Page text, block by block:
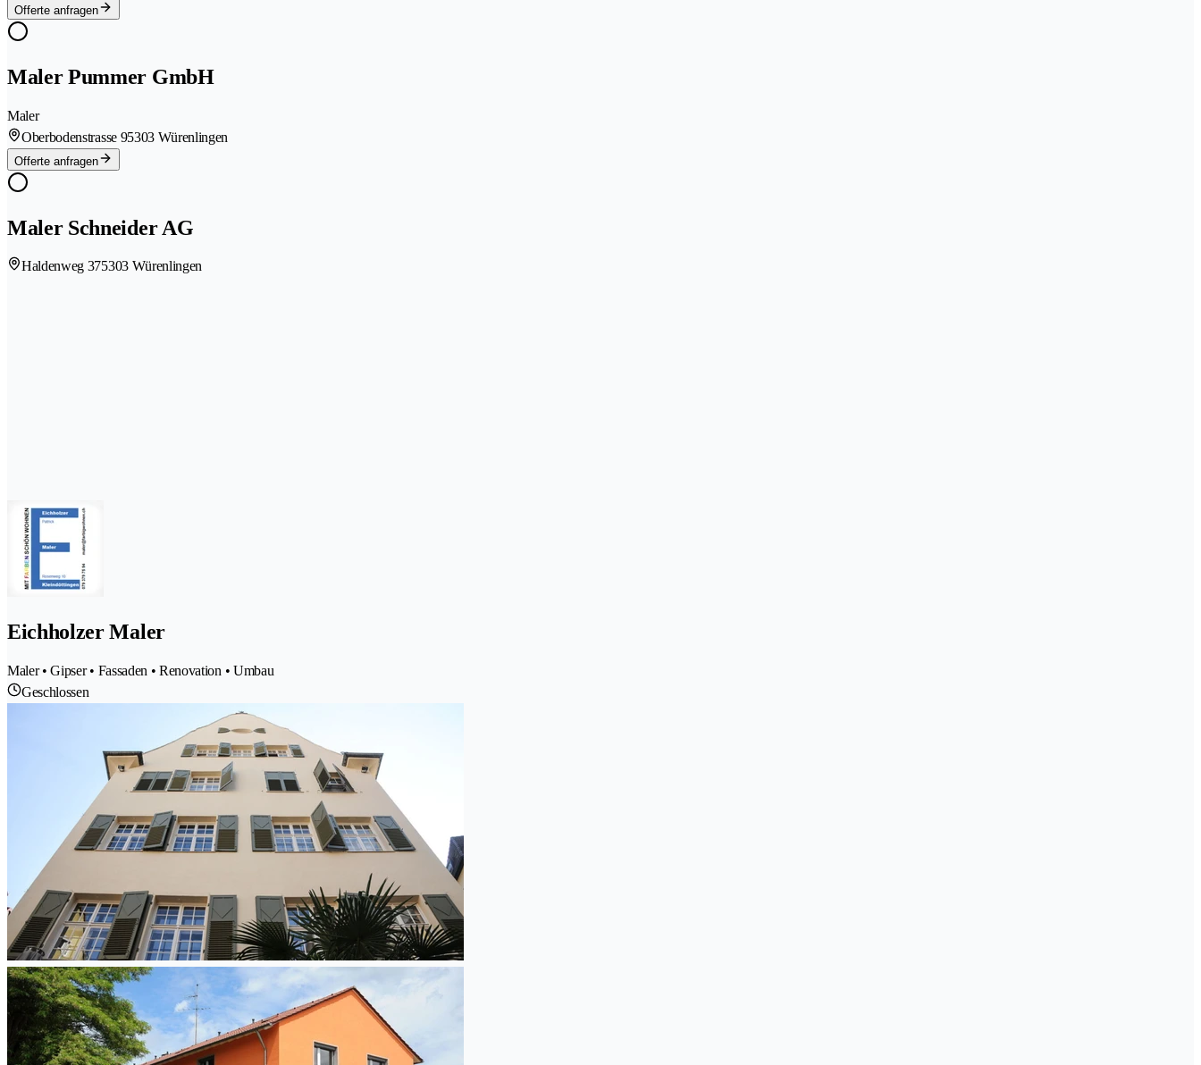
Offerte anfragen
Maler Pummer GmbH
Maler
Oberbodenstrasse 95303 Würenlingen
Offerte anfragen
Maler Schneider AG
Haldenweg 375303 Würenlingen
Eichholzer Maler
Maler • Gipser • Fassaden • Renovation • Umbau
Geschlossen